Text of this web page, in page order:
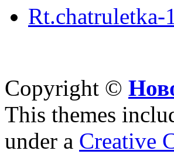
Rt.chatruletka-
Copyright ©
This themes
under a Creative